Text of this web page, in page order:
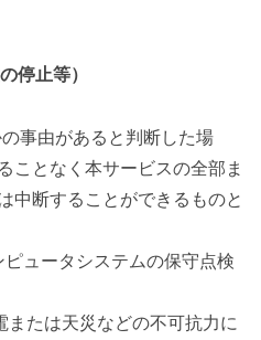
停止等）
事由があると判断した場
ことなく本サービスの全部ま
中断することができるものと
ュータシステムの保守点検
たは天災などの不可抗力に